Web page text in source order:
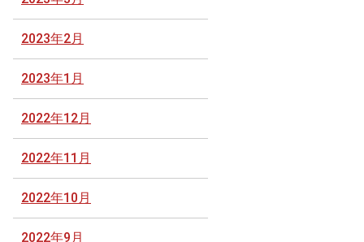
2023年2月
2023年1月
2022年12月
2022年11月
2022年10月
2022年9月